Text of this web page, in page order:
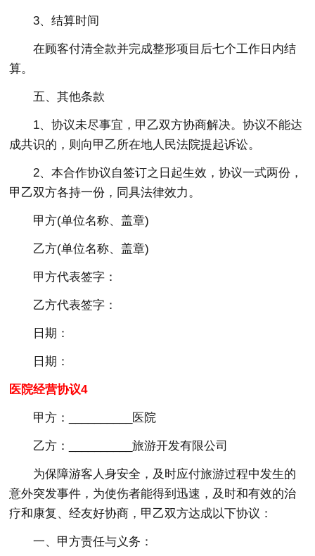
3、结算时间
在顾客付清全款并完成整形项目后七个工作日内结
算。
五、其他条款
1、协议未尽事宜，甲乙双方协商解决。协议不能达
成共识的，则向甲乙所在地人民法院提起诉讼。
2、本合作协议自签订之日起生效，协议一式两份，
甲乙双方各持一份，同具法律效力。
甲方(单位名称、盖章)
乙方(单位名称、盖章)
甲方代表签字：
乙方代表签字：
日期：
日期：
医院经营协议4
甲方：__________医院
乙方：__________旅游开发有限公司
为保障游客人身安全，及时应付旅游过程中发生的
意外突发事件，为使伤者能得到迅速，及时和有效的治
疗和康复、经友好协商，甲乙双方达成以下协议：
一、甲方责任与义务：